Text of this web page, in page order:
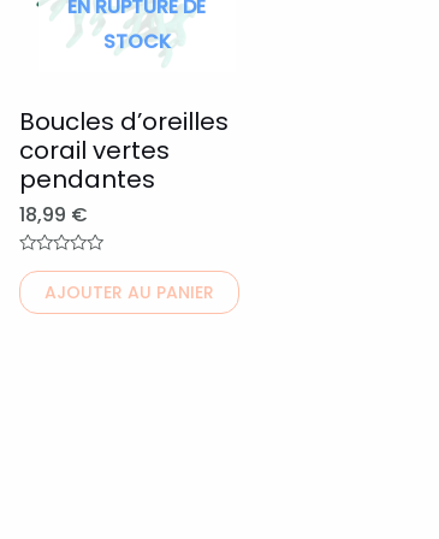
EN RUPTURE DE
STOCK
Boucles d’oreilles
corail vertes
pendantes
18,99 €
0
sur
5
AJOUTER AU PANIER
variations.
peuvent
être
choisies
sur
la
page